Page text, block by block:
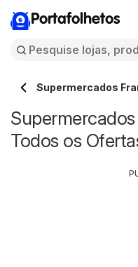
Portafolhetos
Supermercados
Todos os